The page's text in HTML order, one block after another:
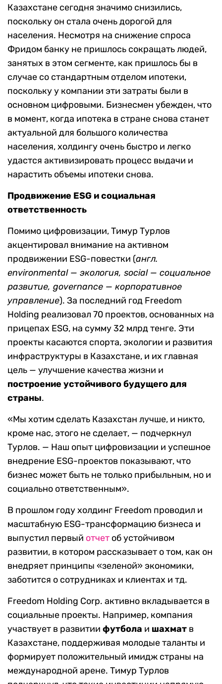
Казахстане сегодня значимо снизились,
поскольку он стала очень дорогой для
населения. Несмотря на снижение спроса
Фридом банку не пришлось сокращать людей,
занятых в этом сегменте, как пришлось бы в
случае со стандартным отделом ипотеки,
поскольку у компании эти затраты были в
основном цифровыми. Бизнесмен убежден, что
в момент, когда ипотека в стране снова станет
актуальной для большого количества
населения, холдингу очень быстро и легко
удастся активизировать процесс выдачи и
нарастить объемы ипотеки снова.
Продвижение ESG и социальная
ответственность
Помимо цифровизации, Тимур Турлов
акцентировал внимание на активном
продвижении ESG-повестки (англ.
environmental — экология, social — социальное
развитие, governance — корпоративное
управление). За последний год Freedom
Holding реализовал 70 проектов, основанных на
прицепах ESG, на сумму 32 млрд тенге. Эти
проекты касаются спорта, экологии и развития
инфраструктуры в Казахстане, и их главная
цель — улучшение качества жизни и
построение устойчивого будущего для
страны.
«Мы хотим сделать Казахстан лучше, и никто,
кроме нас, этого не сделает, — подчеркнул
Турлов. — Наш опыт цифровизации и успешное
внедрение ESG-проектов показывают, что
бизнес может быть не только прибыльным, но и
социально ответственным».
В прошлом году холдинг Freedom проводил и
масштабную ESG-трансформацию бизнеса и
выпустил первый отчет об устойчивом
развитии, в котором рассказывает о том, как он
внедряет принципы «зеленой» экономики,
заботится о сотрудниках и клиентах и тд.
Freedom Holding Corp. активно вкладывается в
социальные проекты. Например, компания
участвует в развитии футбола и шахмат в
Казахстане, поддерживая молодые таланты и
формирует положительный имидж страны на
международной арене. Тимур Турлов